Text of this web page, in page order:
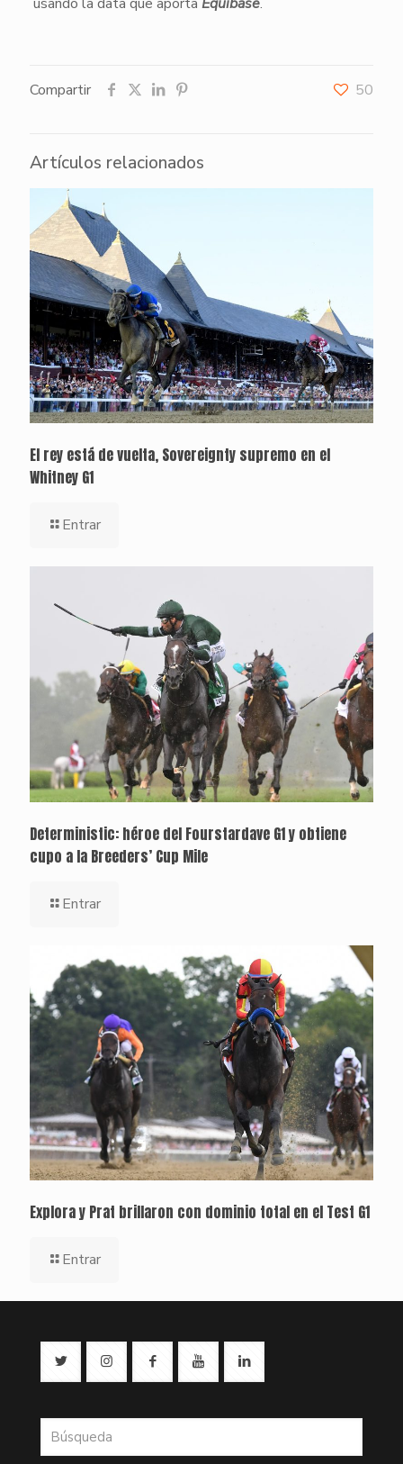
Compartir 50
Artículos relacionados
El rey está de vuelta, Sovereignty supremo en el
Whitney G1
Entrar
Deterministic: héroe del Fourstardave G1 y obtiene
cupo a la Breeders’ Cup Mile
Entrar
Explora y Prat brillaron con dominio total en el Test G1
Entrar